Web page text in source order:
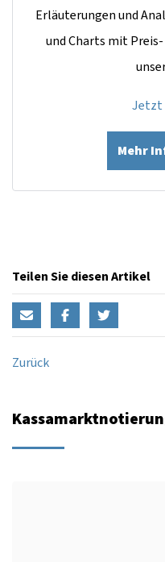
Erläuterungen und
und Charts mit
Jetzt
Mehr
Teilen Sie diesen Artikel
Zurück